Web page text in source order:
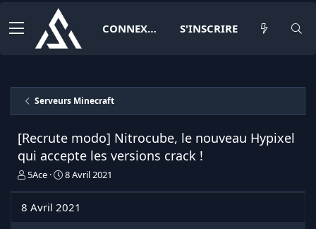
CONNEXION S'INSCRIRE
Serveurs Minecraft
[Recrute modo] Nitrocube, le nouveau Hypixel
qui accepte les versions crack !
I5Ace
D
e
8 Avril 2021
8 Avril 2021